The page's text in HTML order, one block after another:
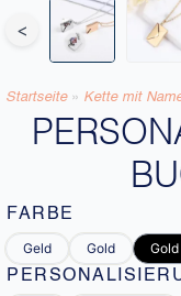
<
Startseite » Kette mit
FARBE
Geld Gold